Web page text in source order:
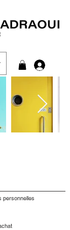
personnelles